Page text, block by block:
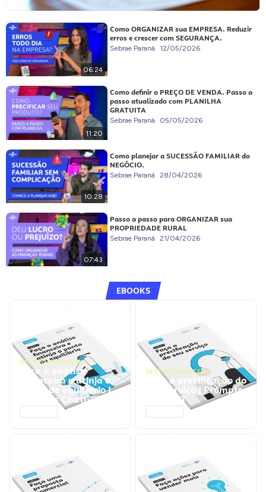
06:24
Como ORGANIZAR sua EMPRESA. Reduzir
erros e crescer com SEGURANÇA.
Sebrae Paraná 12/05/2026
11:20
Como definir o PREÇO DE VENDA. Passo a
passo atualizado com PLANILHA
GRATUITA
Sebrae Paraná 05/05/2026
10:28
Como planejar a SUCESSÃO FAMILIAR do
NEGÓCIO.
Sebrae Paraná 28/04/2026
07:43
Passo a passo para ORGANIZAR sua
PROPRIEDADE RURAL
Sebrae Paraná 21/04/2026
EBOOKS
GESTÃO FINANCEIRA
Faça a análise
financeira e atinja o
ponto de equilíbrio |
Prompts ChatGPT
GESTÃO FINANCEIRA
Faça a precificação do
seu serviço | Prompts
ChatGPT